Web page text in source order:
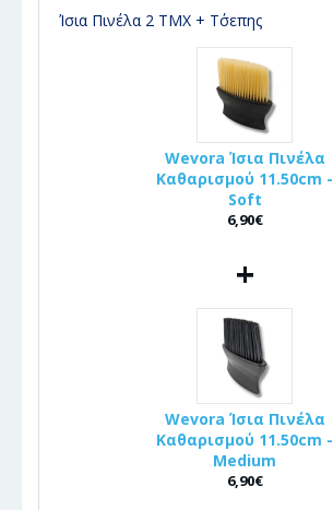
Ίσια Πινέλα 2 ΤΜΧ + Τ΄σεπης
Wevora Ίσια Πινέλα
Καθαρισμού 11.50cm -
Soft
6,90€
+
Wevora Ίσια Πινέλα
Καθαρισμού 11.50cm -
Medium
6,90€